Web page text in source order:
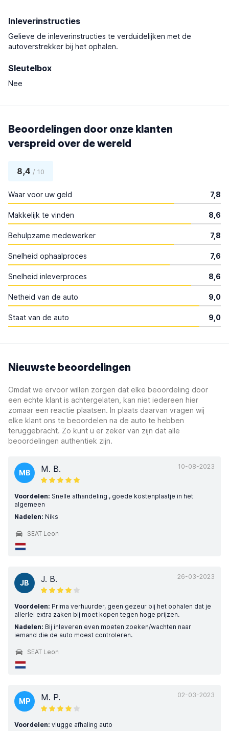
Inleverinstructies
Gelieve de inleverinstructies te verduidelijken met de
autoverstrekker bij het ophalen.
Sleutelbox
Nee
Beoordelingen door onze klanten
verspreid over de wereld
8,4 / 10
Waar voor uw geld 7,8
Makkelijk te vinden 8,6
Behulpzame medewerker 7,8
Snelheid ophaalproces 7,6
Snelheid inleverproces 8,6
Netheid van de auto 9,0
Staat van de auto 9,0
Nieuwste beoordelingen
Omdat we ervoor willen zorgen dat elke beoordeling door
een echte klant is achtergelaten, kan niet iedereen hier
zomaar een reactie plaatsen. In plaats daarvan vragen wij
elke klant ons te beoordelen na de auto te hebben
teruggebracht. Zo kunt u er zeker van zijn dat alle
beoordelingen authentiek zijn.
10-08-2023
MB M. B.
Voordelen: Snelle afhandeling , goede kostenplaatje in het
algemeen
Nadelen: Niks
SEAT Leon
26-03-2023
JB J. B.
Voordelen: Prima verhuurder, geen gezeur bij het ophalen dat je
allerlei extra zaken bij moet kopen tegen hoge prijzen.
Nadelen: Bij inleveren even moeten zoeken/wachten naar
iemand die de auto moest controleren.
SEAT Leon
02-03-2023
MP M. P.
Voordelen: vlugge afhaling auto